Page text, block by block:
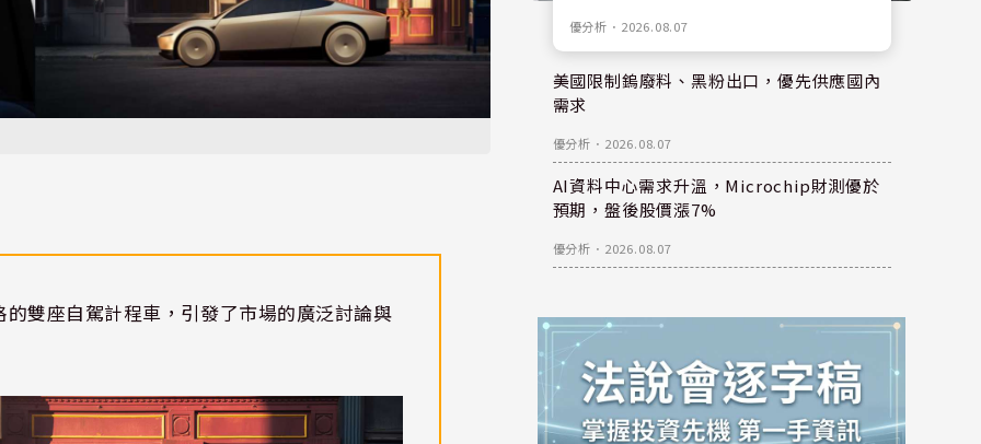
雙座自駕計程車，引發了市場的廣泛討論與
優分析 ． 2026.08.07
美國限制鎢廢料、黑粉出口，優先供應國內
需求
優分析 ． 2026.08.07
AI資料中心需求升溫，Microchip財測優於
預期，盤後股價漲7%
優分析 ． 2026.08.07